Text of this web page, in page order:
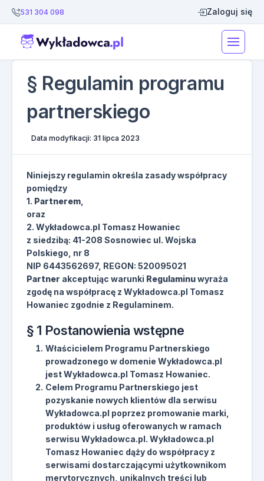
531 304 098 Zaloguj się
§ Regulamin programu
partnerskiego
Data modyfikacji: 31 lipca 2023
Niniejszy regulamin określa zasady współpracy
pomiędzy
1. Partnerem
oraz
2. Wykładowca.pl Tomasz Howaniec
z siedzibą: 41-208 Sosnowiec ul. Wojska
Polskiego, nr 8
NIP 6443562697, REGON: 520095021
Partner akceptując warunki Regulaminuwyraża
zgodę na współpracę z Wykładowca.pl Tomasz
Howaniec zgodnie z Regulaminem.
§ 1 Postanowienia wstępne
Właścicielem Programu Partnerskiego
prowadzonego w domenie Wykładowca.pl
jest Wykładowca.pl Tomasz Howaniec.
Celem Programu Partnerskiego jest
pozyskanie nowych klientów dla serwisu
Wykładowca.pl poprzez promowanie marki,
produktów i usług oferowanych w ramach
serwisu Wykładowca.pl. Wykładowca.pl
Tomasz Howaniec dąży do współpracy z
serwisami dostarczającymi użytkownikom
merytorycznych, unikalnych treści lub